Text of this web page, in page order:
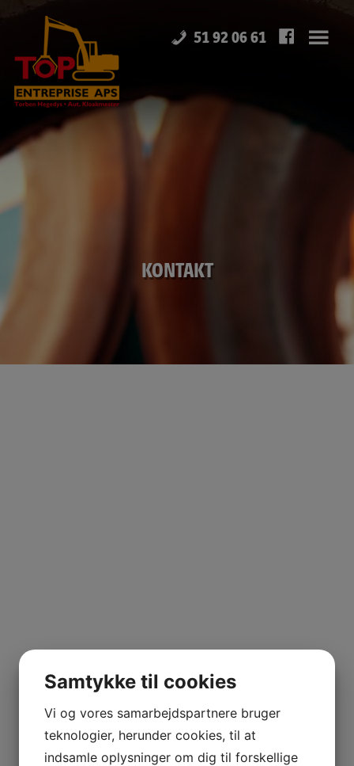
indholdet
51 92 06 61
KONTAKT
Samtykke til cookies
Vi og vores samarbejdspartnere bruger
teknologier, herunder cookies, til at
indsamle oplysninger om dig til forskellige